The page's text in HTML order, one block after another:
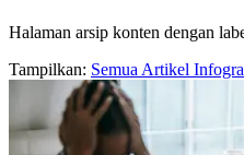
Halaman arsip konten dengan
Tampilkan: Semua Artikel